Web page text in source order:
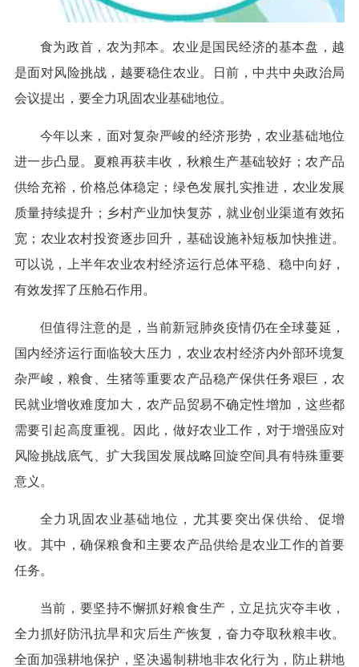
食为政首，农为邦本。农业是国民经济的基本盘，越
是面对风险挑战，越要稳住农业。日前，中共中央政治局
会议提出，要全力巩固农业基础地位。
今年以来，面对复杂严峻的经济形势，农业基础地位
进一步凸显。夏粮再获丰收，秋粮生产基础较好；农产品
供给充裕，价格总体稳定；绿色发展扎实推进，农业发展
质量持续提升；乡村产业加快复苏，就业创业渠道有效拓
宽；农业农村投资逐步回升，基础设施补短板加快推进。
可以说，上半年农业农村经济运行总体平稳、稳中向好，
有效发挥了压舱石作用。
但值得注意的是，当前新冠肺炎疫情仍在全球蔓延，
国内经济运行面临较大压力，农业农村经济内外部环境复
杂严峻，粮食、生猪等重要农产品稳产保供任务艰巨，农
民就业增收难度加大，农产品贸易不确定性增加，这些都
需要引起高度重视。因此，做好农业工作，对于增强应对
风险挑战底气、扩大我国发展战略回旋空间具有特殊重要
意义。
全力巩固农业基础地位，尤其要突出保供给、促增
收。其中，确保粮食和主要农产品供给是农业工作的首要
任务。
当前，要坚持不懈抓好粮食生产，立足抗灾夺丰收，
全力抓好防汛抗旱和灾后生产恢复，奋力夺取秋粮丰收。
全面加强耕地保护，坚决遏制耕地非农化行为，防止耕地